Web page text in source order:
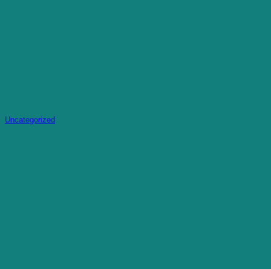
Uncategorized